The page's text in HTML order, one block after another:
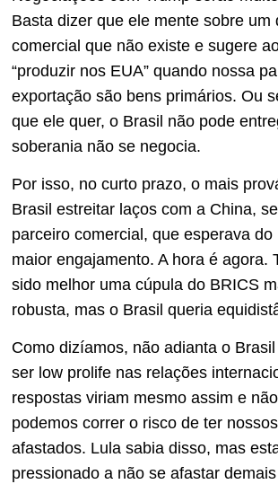
Basta dizer que ele mente sobre um
comercial que não existe e sugere
“produzir nos EUA” quando nossa
exportação são bens primários. Ou
que ele quer, o Brasil não pode
soberania não se negocia.
Por isso, no curto prazo, o mais
Brasil estreitar laços com a China,
parceiro comercial, que esperava do
maior engajamento. A hora é agora.
sido melhor uma cúpula do BRICS
robusta, mas o Brasil queria
Como dizíamos, não adianta o
ser low prolife nas relações
respostas viriam mesmo assim e não
podemos correr o risco de ter
afastados. Lula sabia disso, mas
pressionado a não se afastar